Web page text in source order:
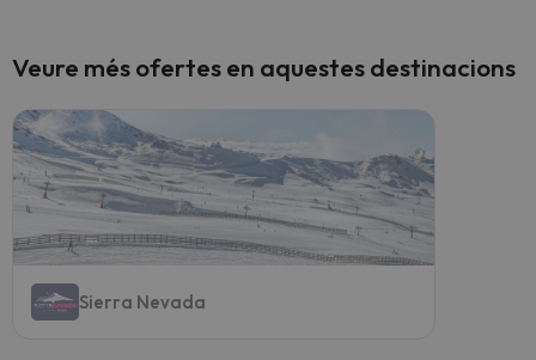
Veure més ofertes en aquestes destinacions
Sierra Nevada